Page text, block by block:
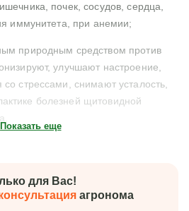
почек, сосудов, сердца,
иммунитета, при анемии;
природным средством против
улучшают настроение,
стрессами, снимают усталость,
болезней щитовидной
Показать еще
для Вас!
агронома